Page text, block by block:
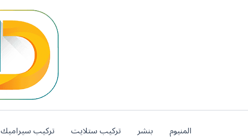
المنيوم بنشر تركيب ستلايت تركيب سيراميك